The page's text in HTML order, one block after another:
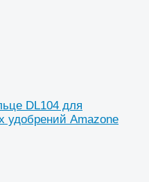
DL104 для
удобрений Amazone